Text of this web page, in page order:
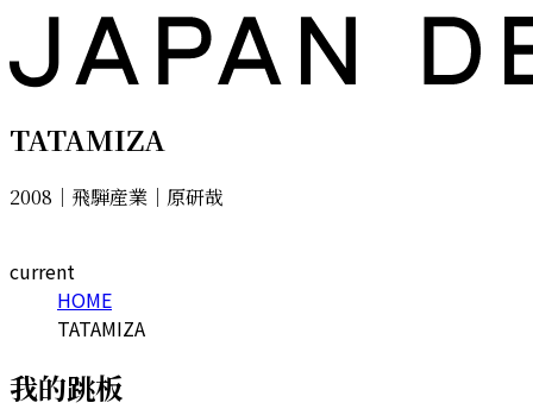
TATAMIZA
2008｜飛騨産業｜原研哉
current
HOME
TATAMIZA
我的跳板